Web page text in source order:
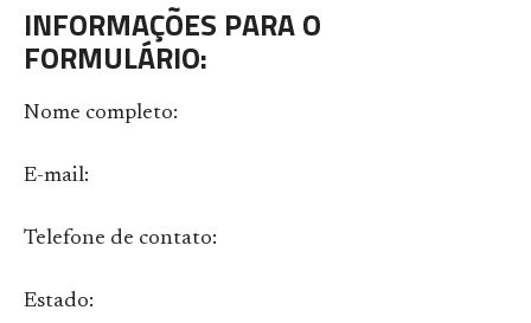
INFORMAÇÕES PARA O
FORMULÁRIO:
Nome completo:
E-mail:
Telefone de contato:
Estado: